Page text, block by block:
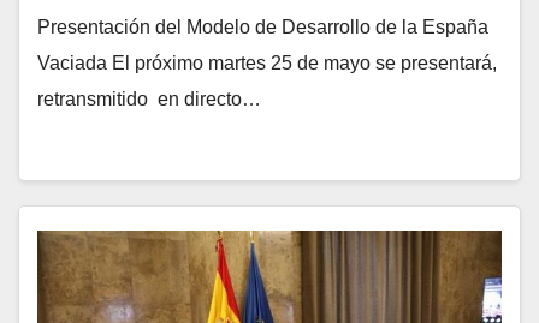
Presentación del Modelo de Desarrollo de la España
Vaciada El próximo martes 25 de mayo se presentará,
retransmitido en directo…